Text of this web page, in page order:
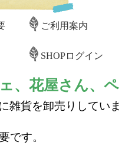
ご利用案内
SHOPログイン
、花屋さん、ペ
雑貨を卸売りしていま
です。